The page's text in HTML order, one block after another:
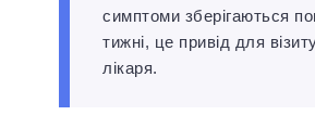
симптоми зберігаються
тижні, це привід для
лікаря.